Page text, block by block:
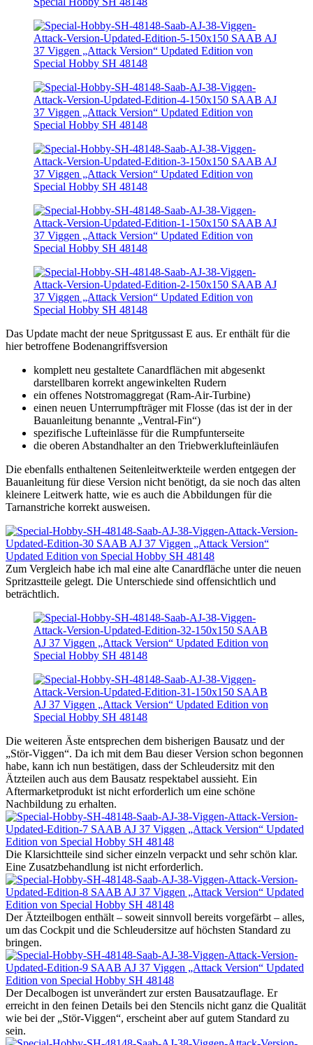
Das Update macht der neue Spritgussast E aus. Er enthält für die
hier betroffene Bodenangriffsversion
komplett neu gestaltete Canardflächen mit abgesenkt
darstellbaren korrekt angewinkelten Rudern
ein offenes Notstromaggregat (Ram-Air-Turbine)
einen neuen Unterrumpfträger mit Flosse (das ist der in der
Bauanleitung benannte „Ventral-Fin“)
spezifische Lufteinlässe für die Rumpfunterseite
die oberen Abstandhalter an den Triebwerklufteinläufen
Die ebenfalls enthaltenen Seitenleitwerkteile werden entgegen der
Bauanleitung für diese Version nicht benötigt, da sie noch das alten
kleinere Leitwerk hatte, wie es auch die Abbildungen für die
Tarnanstriche korrekt ausweisen.
Zum Vergleich habe ich mal eine alte Canardfläche unter die neuen
Spritzastteile gelegt. Die Unterschiede sind offensichtlich und
beträchtlich.
Die weiteren Äste entsprechen dem bisherigen Bausatz und der
„Stör-Viggen“. Da ich mit dem Bau dieser Version schon begonnen
habe, kann ich nun bestätigen, dass der Schleudersitz mit den
Ätzteilen auch aus dem Bausatz respektabel aussieht. Ein
Aftermarketprodukt ist nicht erforderlich um eine schöne
Nachbildung zu erhalten.
Die Klarsichtteile sind sicher einzeln verpackt und sehr schön klar.
Eine Zusatzbehandlung ist nicht erforderlich.
Der Ätzteilbogen enthält – soweit sinnvoll bereits vorgefärbt – alles,
um das Cockpit und die Schleudersitze auf höchsten Standard zu
bringen.
Der Decalbogen ist unverändert zur ersten Bausatzauflage. Er
erreicht in den feinen Details bei den Stencils nicht ganz die Qualität
wie bei der „Stör-Viggen“, erscheint aber auf gutem Standard zu
sein.